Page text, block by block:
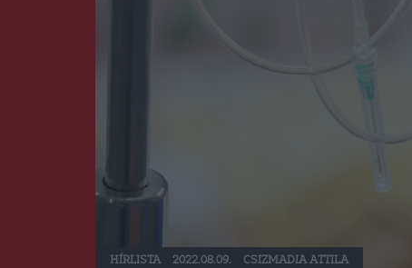
HÍRLISTA 2022.08.09. CSIZMADIA ATTILA